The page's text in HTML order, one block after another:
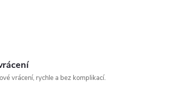
vrácení, rychle a bez komplikací.